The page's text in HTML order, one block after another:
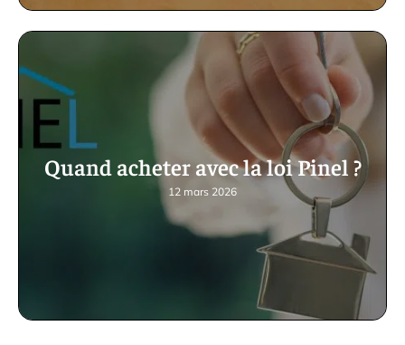
Quand acheter avec la loi Pinel ?
12 mars 2026